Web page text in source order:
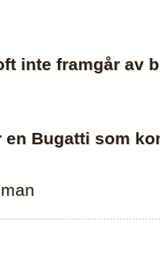
inte framgår av
en Bugatti som